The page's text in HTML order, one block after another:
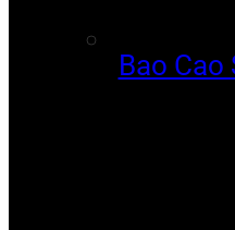
Bao Cao